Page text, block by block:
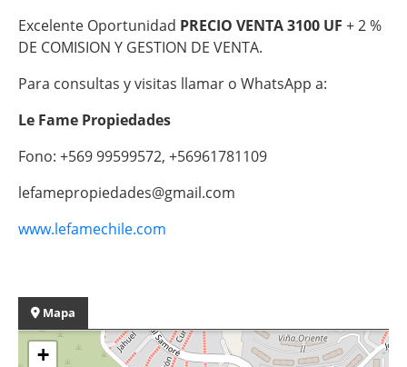
Excelente Oportunidad PRECIO VENTA 3100 UF + 2 %
DE COMISION Y GESTION DE VENTA.
Para consultas y visitas llamar o WhatsApp a:
Le Fame Propiedades
Fono: +569 99599572, +56961781109
lefamepropiedades@gmail.com
www.lefamechile.com
Mapa
+